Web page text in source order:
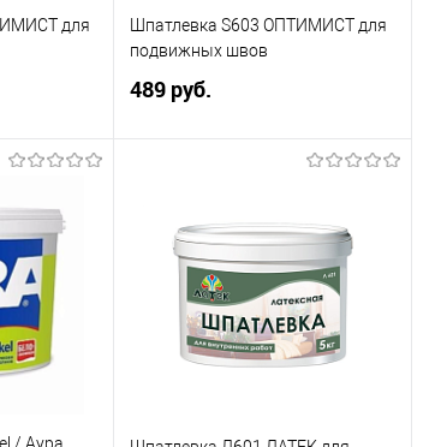
для
Сравнение
Недоступно
Шпатлевка S603 ОПТИМИСТ для
подвижных швов
489 руб.
Купить в 1 клик
Сравнение
В избранное
Недоступно
Элемент каталога: